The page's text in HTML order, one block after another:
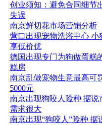
创业须知：避免合同细节
失误
南京鲜切花市场营销分析
营口出现宠物洗浴中心 小
享低价优
德国出现专门为狗做蛋糕
糕房
南京乱做宠物生意最高可
5000元
南京出现狗咬人险种 据说
需求很大
南京出现“狗咬人”险种 据